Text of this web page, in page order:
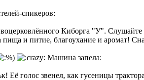
спикеров:
Киборга "У". Слушайте
и питие, благоухание и аромат!
Машина запела:
звенел, как гусеницы